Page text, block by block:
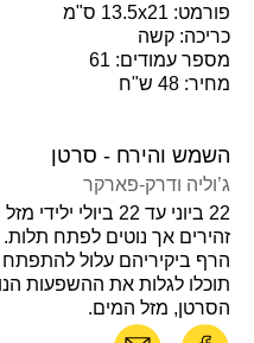
פורמט: 13.5x21 ס"מ
כריכה: קשה
מספר עמודים: 61
מחיר: 48 ש"ח
השמש והירח - סרטן
ג’וליה ודרק-פארקר
22 ביוני עד 22
זהירים אך נוטים לפתח
הרף ביקיריהם עלול
תוכלו לגלות את ההשפעות
הסרטן, מזל המים.